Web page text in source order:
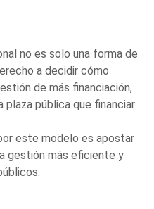
no es solo una forma de
a decidir cómo
de más financiación,
pública que financiar
este modelo es apostar
gestión más eficiente y